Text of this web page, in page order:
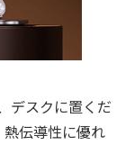
デスクに置くだ
伝導性に優れ